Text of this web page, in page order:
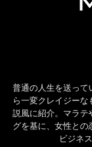
普通の人生を送って
ら一変クレイジー
説風に紹介。マラテ
グを基に、女性と
ビジネ